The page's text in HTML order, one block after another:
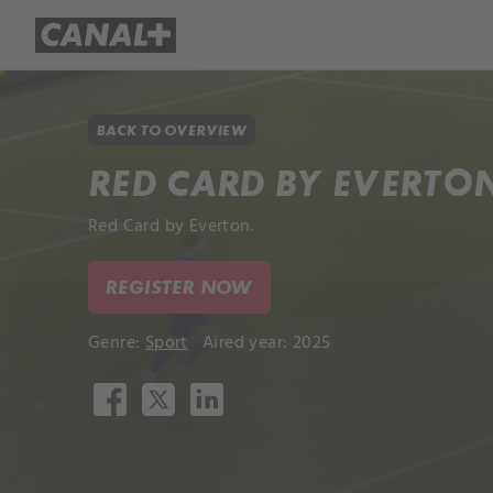
BACK TO OVERVIEW
RED CARD BY
Red Card by Everton.
REGISTER NOW
Genre: Sport Aired year: 2025